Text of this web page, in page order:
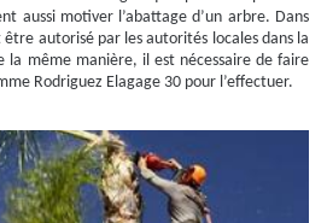
aussi motiver l’abattage d’un arbre. Dans
être autorisé par les autorités locales dans la
la même manière, il est nécessaire de faire
Rodriguez Elagage 30 pour l’effectuer.